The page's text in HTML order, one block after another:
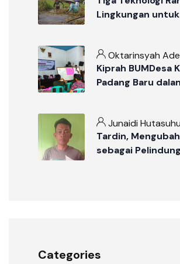
Lingkungan untuk
Oktarinsyah
Kiprah BUMDesa
Padang Baru
Junaidi
Tardin,
sebagai
Categories